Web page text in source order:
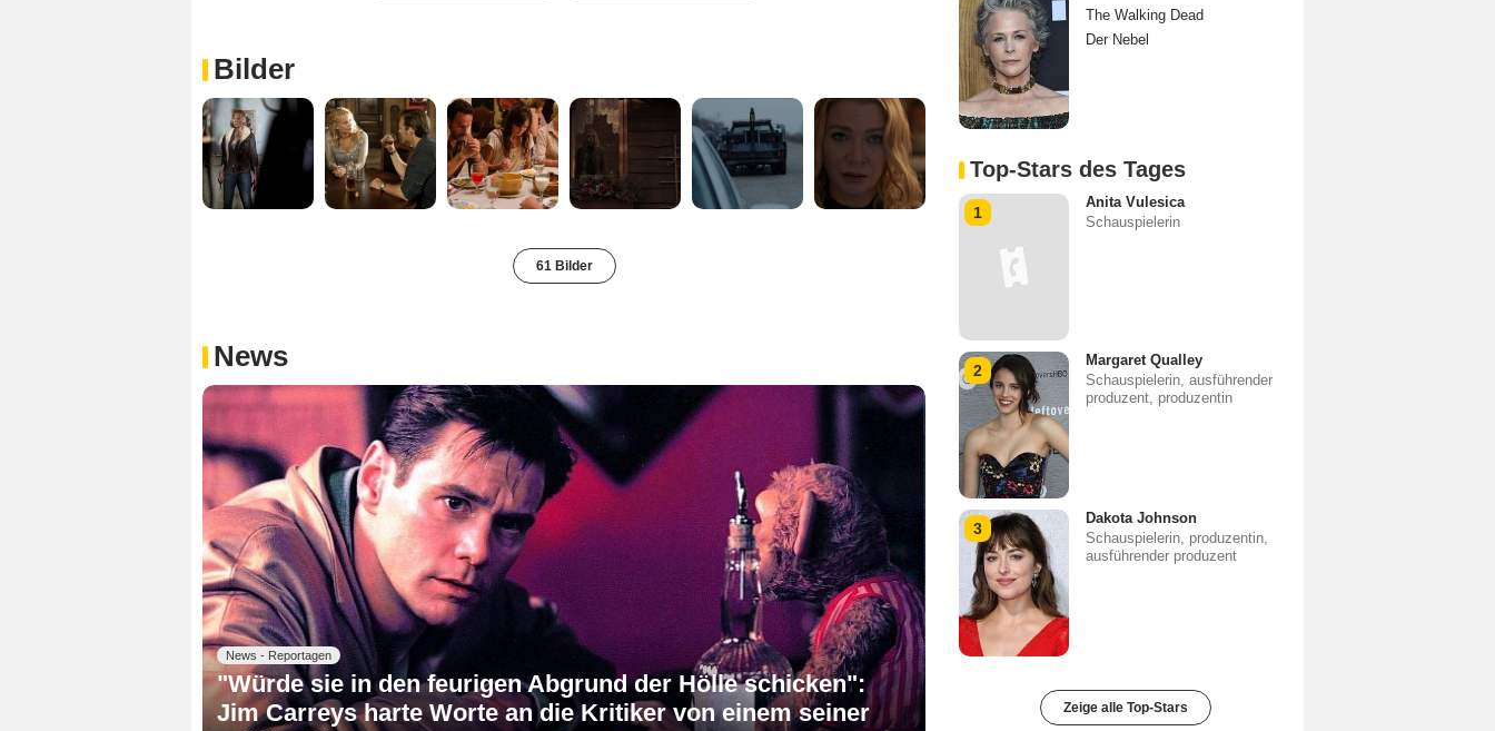
Bilder
61 Bilder
News
News - Reportagen
"Würde sie in den feurigen Abgrund der Hölle schicken":
Jim Carreys harte Worte an die Kritiker von einem seiner
The Walking Dead
Der Nebel
Top-Stars des Tages
1
Anita Vulesica
Schauspielerin
2
Margaret Qualley
Schauspielerin, ausführender
produzent, produzentin
3
Dakota Johnson
Schauspielerin, produzentin,
ausführender produzent
Zeige alle Top-Stars